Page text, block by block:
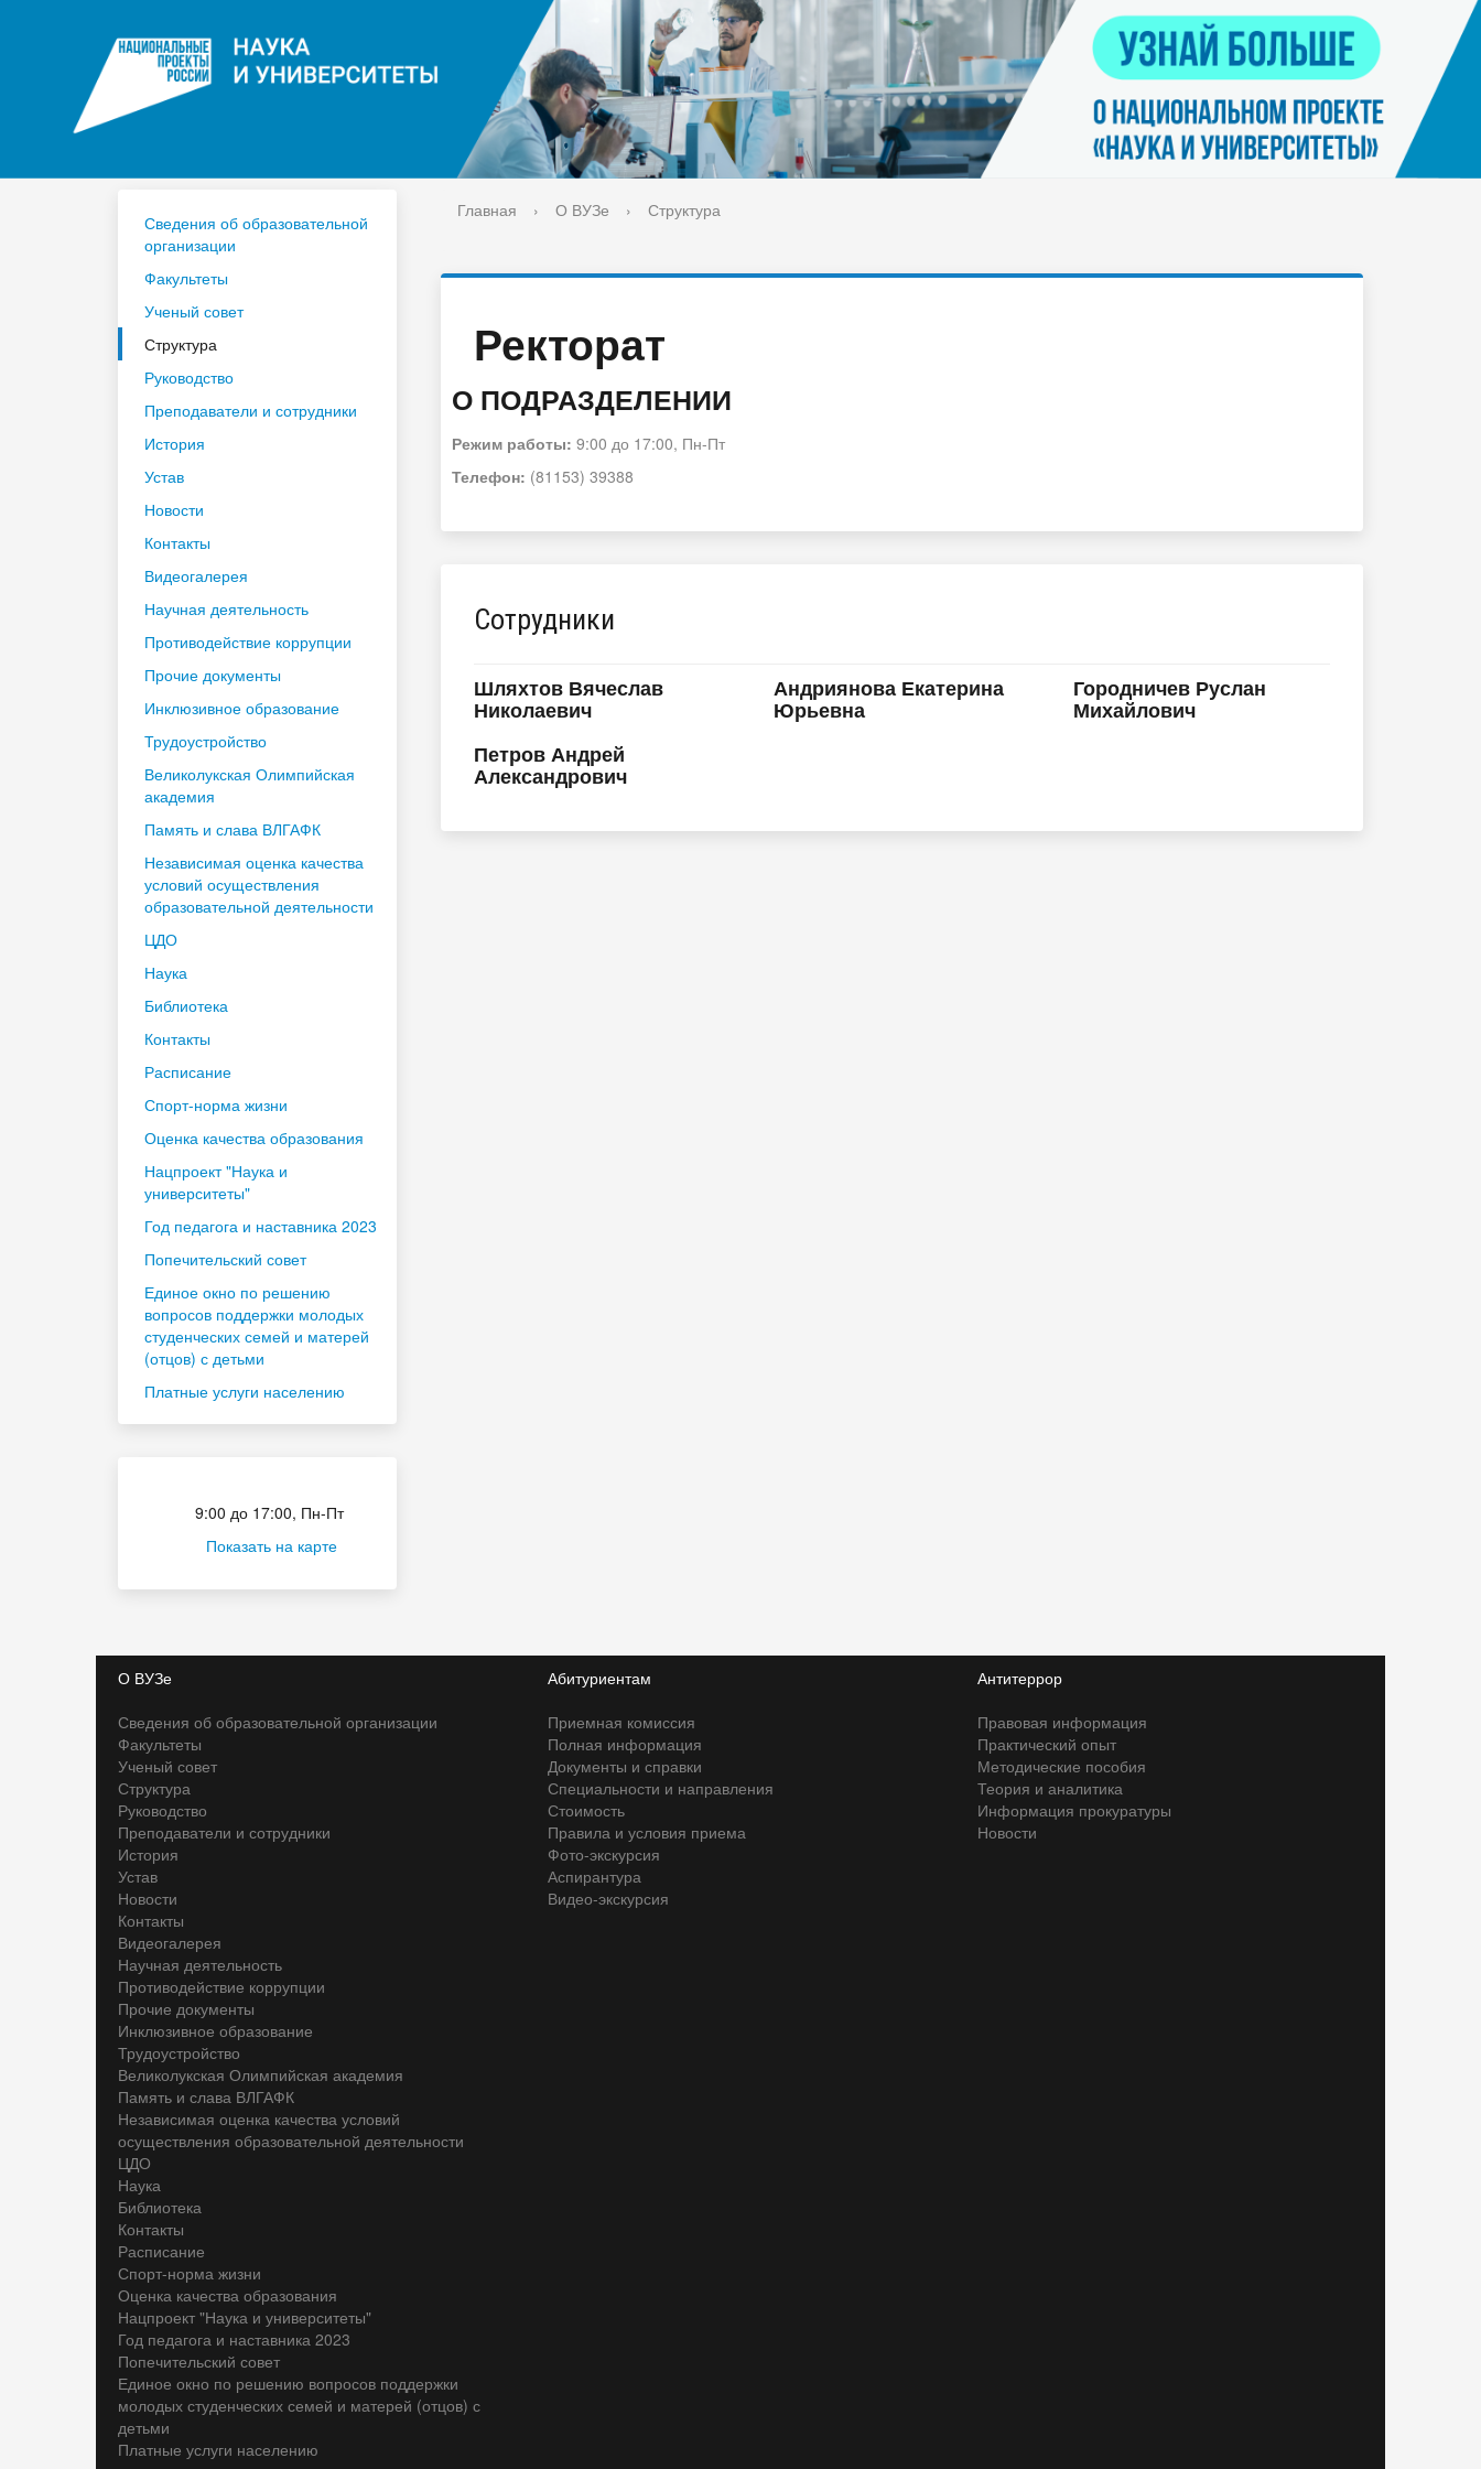
Библиотека
Контакты
Расписание
Спорт-норма жизни Оценка качества образования
Нацпроект "Наука и университеты"
Год педагога и наставника 2023
Попечительский совет
Единое окно по решению вопросов
поддержки молодых студенческих
семей и матерей (отцов) с детьми
Сведения об образовательной
организации
Факультеты
Ученый совет
Структура
Руководство
Преподаватели и сотрудники
История
Устав
Новости
Контакты
Видеогалерея
Научная деятельность
Противодействие коррупции
Прочие документы
Инклюзивное образование
Трудоустройство
Великолукская Олимпийская
академия
Память и слава ВЛГАФК
Независимая оценка качества
условий осуществления
образовательной деятельности
ЦДО
Наука
Библиотека
Контакты
Расписание
Спорт-норма жизни
Оценка качества образования
Нацпроект "Наука и
университеты"
Год педагога и наставника 2023
Попечительский совет
Единое окно по решению
вопросов поддержки молодых
студенческих семей и матерей
(отцов) с детьми
Платные услуги населению
9:00 до 17:00, Пн-Пт
Показать на карте
Главная › О ВУЗе › Структура
Ректорат
О ПОДРАЗДЕЛЕНИИ
Режим работы: 9:00 до 17:00, Пн-Пт
Телефон: (81153) 39388
Сотрудники
Шляхтов Вячеслав
Николаевич
Андриянова Екатерина
Юрьевна
Городничев Руслан
Михайлович
Петров Андрей
Александрович
О ВУЗе
Сведения об образовательной организации
Факультеты
Ученый совет
Структура
Руководство
Преподаватели и сотрудники
История
Устав
Новости
Контакты
Видеогалерея
Научная деятельность
Противодействие коррупции
Прочие документы
Инклюзивное образование
Трудоустройство
Великолукская Олимпийская академия
Память и слава ВЛГАФК
Независимая оценка качества условий
осуществления образовательной деятельности
ЦДО
Наука
Библиотека
Контакты
Расписание
Спорт-норма жизни
Оценка качества образования
Нацпроект "Наука и университеты"
Год педагога и наставника 2023
Попечительский совет
Единое окно по решению вопросов поддержки
молодых студенческих семей и матерей (отцов) с
детьми
Платные услуги населению
Абитуриентам
Приемная комиссия
Полная информация
Документы и справки
Специальности и направления
Стоимость
Правила и условия приема
Фото-экскурсия
Аспирантура
Видео-экскурсия
Антитеррор
Правовая информация
Практический опыт
Методические пособия
Теория и аналитика
Информация прокуратуры
Новости